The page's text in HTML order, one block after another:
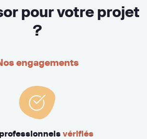
pour votre projet
?
engagements
vérifiés